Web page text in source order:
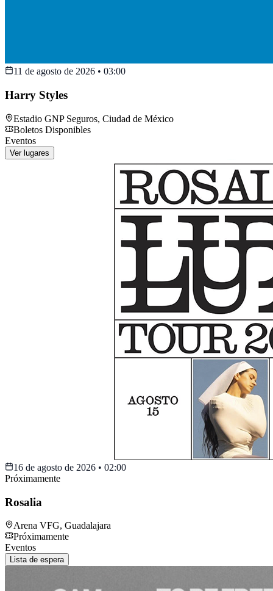
11 de agosto de 2026 • 03:00
Harry Styles
Estadio GNP Seguros, Ciudad de México
Boletos Disponibles
Eventos
Ver lugares
16 de agosto de 2026 • 02:00
Próximamente
Rosalia
Arena VFG, Guadalajara
Próximamente
Eventos
Lista de espera